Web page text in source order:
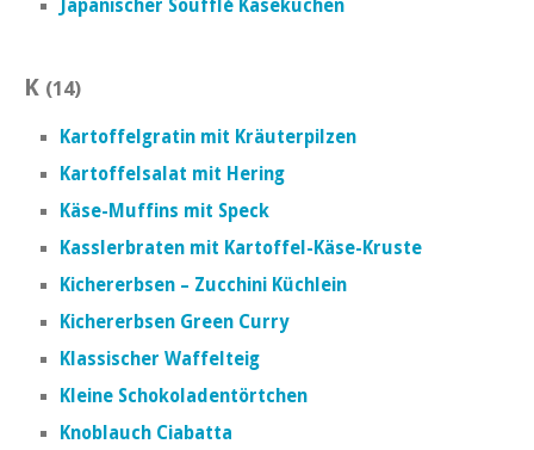
Japanischer Soufflé Käsekuchen
K (14)
Kartoffelgratin mit Kräuterpilzen
Kartoffelsalat mit Hering
Käse-Muffins mit Speck
Kasslerbraten mit Kartoffel-Käse-Kruste
Kichererbsen – Zucchini Küchlein
Kichererbsen Green Curry
Klassischer Waffelteig
Kleine Schokoladentörtchen
Knoblauch Ciabatta